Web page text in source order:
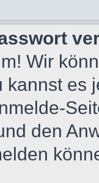
Wir
kannst es
den